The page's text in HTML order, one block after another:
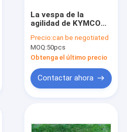
La vespa de la
agilidad de KYMCO
CILINDRO
Precio:can be negotiated
MOQ:50pcs
Obtenga el último precio
Contactar ahora